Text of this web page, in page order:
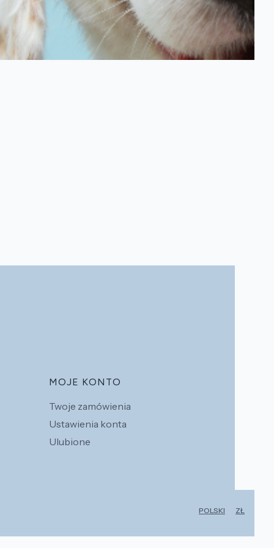
MOJE KONTO
Twoje zamówienia
Ustawienia konta
Ulubione
POLSKI ZŁ